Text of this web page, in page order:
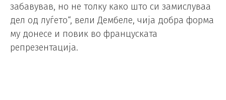
забавував, но не толку како што си замислуваа
дел од луѓето“, вели Дембеле, чија добра форма
му донесе и повик во француската
репрезентација.